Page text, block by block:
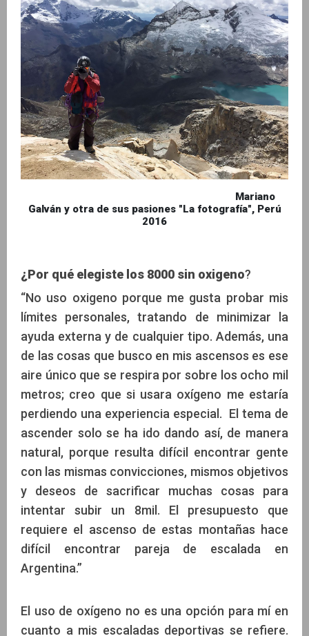
Mariano
Galván y otra de sus pasiones "La fotografía", Perú
2016
¿Por qué elegiste los 8000 sin oxigeno?
“No uso oxigeno porque me gusta probar mis
límites personales, tratando de minimizar la
ayuda externa y de cualquier tipo. Además, una
de las cosas que busco en mis ascensos es ese
aire único que se respira por sobre los ocho mil
metros; creo que si usara oxígeno me estaría
perdiendo una experiencia especial. El tema de
ascender solo se ha ido dando así, de manera
natural, porque resulta difícil encontrar gente
con las mismas convicciones, mismos objetivos
y deseos de sacrificar muchas cosas para
intentar subir un 8mil. El presupuesto que
requiere el ascenso de estas montañas hace
difícil encontrar pareja de escalada en
Argentina.”
El uso de oxígeno no es una opción para mí en
cuanto a mis escaladas deportivas se refiere.